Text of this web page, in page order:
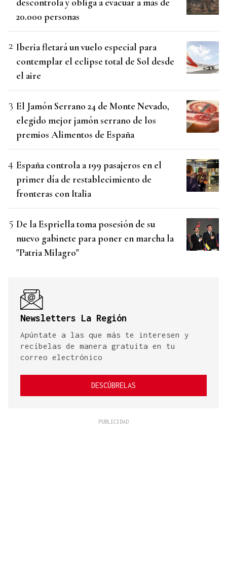
20.000 personas
Iberia fletará un vuelo especial para
contemplar el eclipse total de Sol desde
el aire
El Jamón Serrano 24 de Monte Nevado,
elegido mejor jamón serrano de los
premios Alimentos de España
España controla a 199 pasajeros en el
primer día de restablecimiento de
fronteras con Italia
De la Espriella toma posesión de su
nuevo gabinete para poner en marcha la
"Patria Milagro"
Newsletters La Región
Apúntate a las que más te interesen y
recíbelas de manera gratuita en tu
correo electrónico
DESCÚBRELAS